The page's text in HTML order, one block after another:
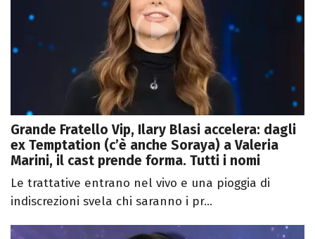
Grande Fratello Vip, Ilary Blasi accelera: dagli
ex Temptation (c’è anche Soraya) a Valeria
Marini, il cast prende forma. Tutti i nomi
Le trattative entrano nel vivo e una pioggia di
indiscrezioni svela chi saranno i pr...